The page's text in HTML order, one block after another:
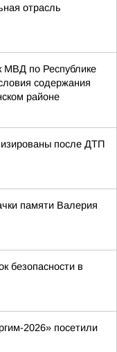
отрасль
МВД по Республике
содержания
районе
после ДТП
памяти Валерия
безопасности в
2026» посетили